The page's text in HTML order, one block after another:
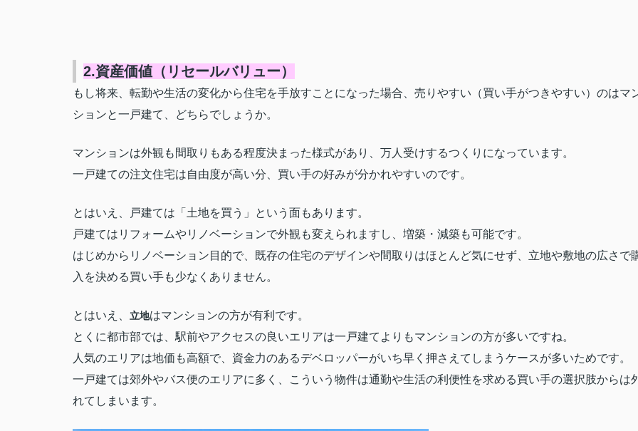
2.資産価値（リセールバリュー）
もし将来、転勤や生活の変化から住宅を手放すことになった場合、売りやすい（買い手がつきやすい）のはマ
ションと一戸建て、どちらでしょうか。
マンションは外観も間取りもある程度決まった様式があり、万人受けするつくりになっています。
一戸建ての注文住宅は自由度が高い分、買い手の好みが分かれやすいのです。
とはいえ、戸建ては「土地を買う」という面もあります。
戸建てはリフォームやリノベーションで外観も変えられますし、増築・減築も可能です。
はじめからリノベーション目的で、既存の住宅のデザインや間取りはほとんど気にせず、立地や敷地の広さで
入を決める買い手も少なくありません。
とはいえ、 立地はマンションの方が有利です。
とくに都市部では、駅前やアクセスの良いエリアは一戸建てよりもマンションの方が多いですね。
人気のエリアは地価も高額で、資金力のあるデベロッパーがいち早く押さえてしまうケースが多いためです。
一戸建ては郊外やバス便のエリアに多く、こういう物件は通勤や生活の利便性を求める買い手の選択肢からは
れてしまいます。